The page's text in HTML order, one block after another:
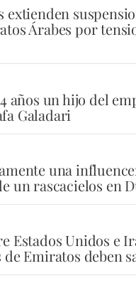
extienden
Árabes por
años un hijo del
Galadari
una
un rascacielos en
Estados Unidos e
Emiratos deben